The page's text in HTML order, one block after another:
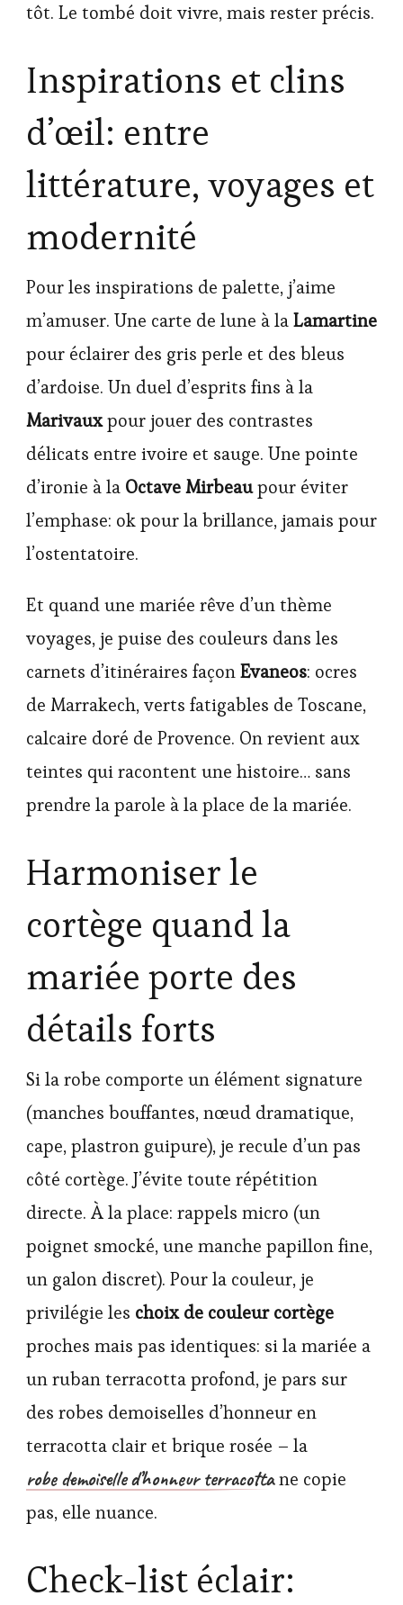
tôt. Le tombé doit vivre, mais rester précis.
Inspirations et clins
d’œil: entre
littérature, voyages et
modernité
Pour les inspirations de palette, j’aime
m’amuser. Une carte de lune à laLamartine
pour éclairer des gris perle et des bleus
d’ardoise. Un duel d’esprits fins à la
Marivauxpour jouer des contrastes
délicats entre ivoire et sauge. Une pointe
d’ironie à la Octave Mirbeaupour éviter
l’emphase: ok pour la brillance, jamais pour
l’ostentatoire.
Et quand une mariée rêve d’un thème
voyages, je puise des couleurs dans les
carnets d’itinéraires façonEvaneos: ocres
de Marrakech, verts fatigables de Toscane,
calcaire doré de Provence. On revient aux
teintes qui racontent une histoire… sans
prendre la parole à la place de la mariée.
Harmoniser le
cortège quand la
mariée porte des
détails forts
Si la robe comporte un élément signature
(manches bouffantes, nœud dramatique,
cape, plastron guipure), je recule d’un pas
côté cortège. J’évite toute répétition
directe. À la place: rappels micro (un
poignet smocké, une manche papillon fine,
un galon discret). Pour la couleur, je
privilégie les choix de couleur cortège
proches mais pas identiques: si la mariée a
un ruban terracotta profond, je pars sur
des robes demoiselles d’honneur en
terracotta clair et brique rosée – la
robe demoiselle d’honneur terracottane copie
pas, elle nuance.
Check-list éclair: